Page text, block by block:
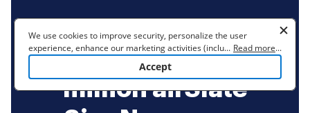
Join over 28
million airSlate
We use cookies to improve security, personalize the user
experience, enhance our marketing activities (including
cooperating with our 3rd party partners) and for other business
to learn more. By clicking "Accept"
... Read more...
Accept